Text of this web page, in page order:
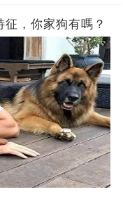
，你家狗有嗎？